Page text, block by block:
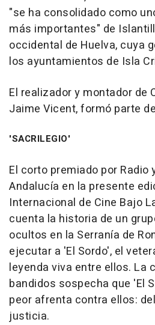
"se ha consolidado como
más importantes" de
occidental de Huelva, cuya
los ayuntamientos de Isla
El realizador y montador de
Jaime Vicent, formó parte
'SACRILEGIO'
El corto premiado por Radio
Andalucía en la presente
Internacional de Cine Bajo
cuenta la historia de un
ocultos en la Serranía de
ejecutar a 'El Sordo', el
leyenda viva entre ellos. La
bandidos sospecha que 'El
peor afrenta contra ellos:
justicia.